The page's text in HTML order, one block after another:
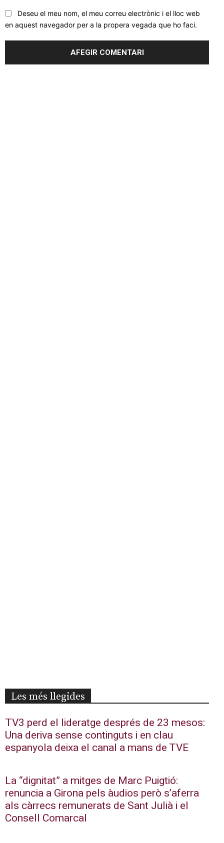
Deseu el meu nom, el meu correu electrònic i el lloc web
en aquest navegador per a la propera vegada que ho faci.
Les més llegides
TV3 perd el lideratge després de 23 mesos:
Una deriva sense continguts i en clau
espanyola deixa el canal a mans de TVE
La “dignitat” a mitges de Marc Puigtió:
renuncia a Girona pels àudios però s’aferra
als càrrecs remunerats de Sant Julià i el
Consell Comarcal